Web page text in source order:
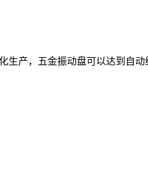
产，五金振动盘可以达到自